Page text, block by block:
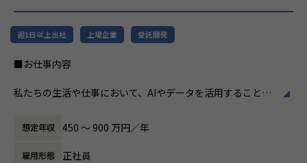
週1日以上出社 上場企業 受託開発
■お仕事内容
私たちの生活や仕事において、AIやデータを活用することが
となりました。
テクノプログループのお客様からも、DX加速や生成AIを中心
とした先端技術の急速な進化、業務・ITの複雑化といった構
想定年収 450 〜 900 万円／年
雇用形態 正社員